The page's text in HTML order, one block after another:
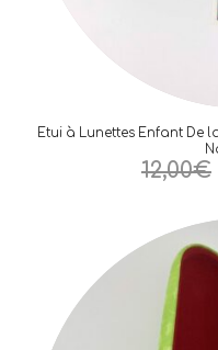
Etui à Lunettes Enfant De
12,00€